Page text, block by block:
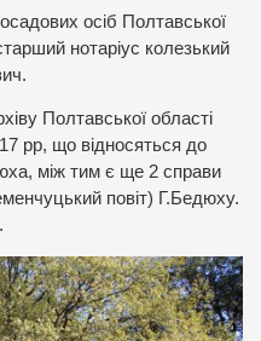
осіб Полтавської
нотаріус колезький
Полтавської області
рр, що відносяться до
між тим є ще 2 справи
повіт) Г.Бедюху.